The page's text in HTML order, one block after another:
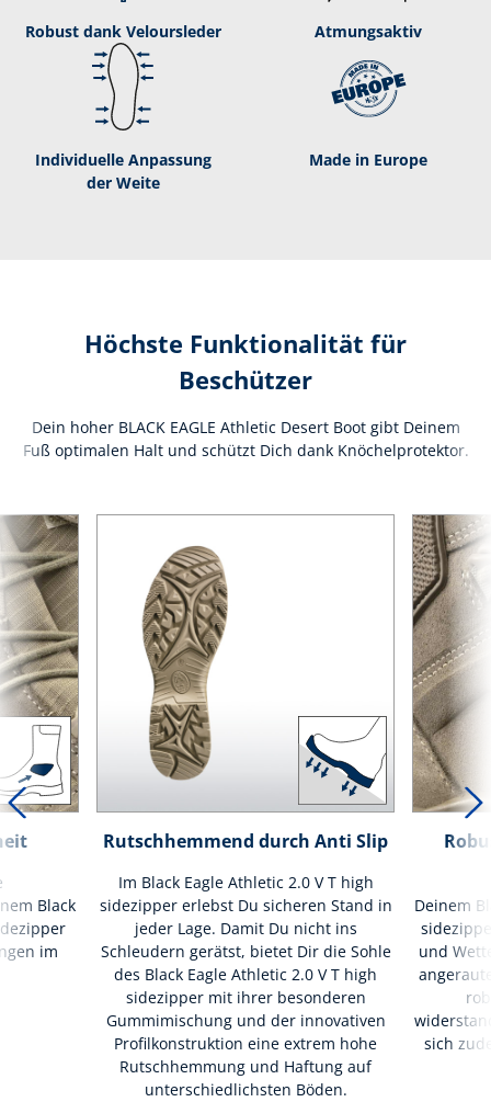
Robust dank Ve­lours­le­der Atmungsaktiv
Individuelle Anpassung
der Weite
Made in Europe
Höchste Funktionalität für
Beschützer
Dein hoher BLACK EAGLE Athletic Desert Boot gibt Deinem
Fuß optimalen Halt und schützt Dich dank Knöchelprotektor.
Black
im
Rutschhemmend durch Anti Slip
Im Black Eagle Athletic 2.0 V T high
sidezipper erlebst Du sicheren Stand in
jeder Lage. Damit Du nicht ins
Schleudern gerätst, bietet Dir die Sohle
des Black Eagle Athletic 2.0 V T high
sidezipper mit ihrer besonderen
Gummimischung und der innovativen
Profilkonstruktion eine extrem hohe
Rutschhemmung und Haftung auf
unterschiedlichsten Böden.
Deinem
und
sich